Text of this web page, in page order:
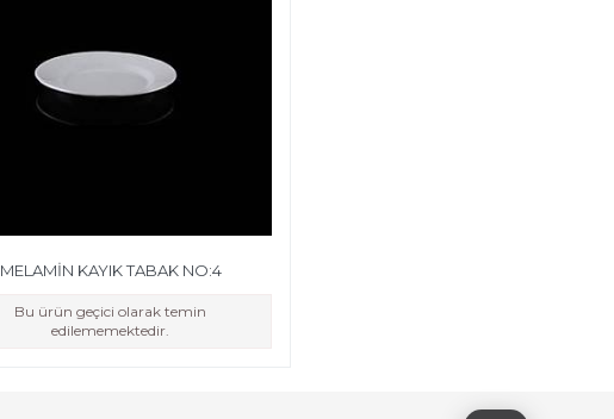
MELAMİN KAYIK TABAK NO:4
Bu ürün geçici olarak temin
edilememektedir.